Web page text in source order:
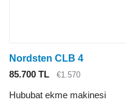
Nordsten CLB 4
85.700 TL
€1.570
Hububat ekme makinesi